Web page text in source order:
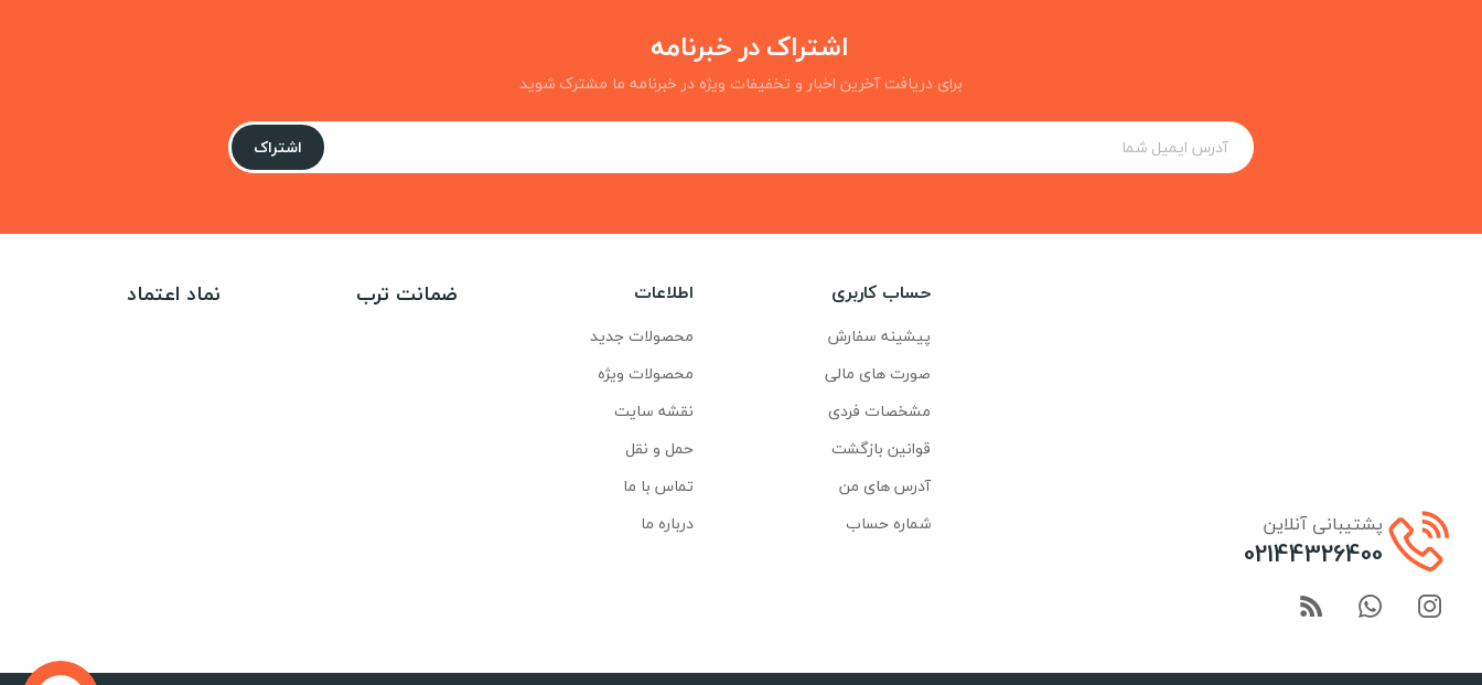
اشتراک در خبرنامه
برای دریافت آخرین اخبار و تخفیفات ویژه در خبرنامه ما مشترک شوید
اشتراک
پشتیبانی آنلاین
02144326400
حساب کاربری
پیشینه سفارش
صورت های مالی
مشخصات فردی
قوانین بازگشت
آدرس های من
شماره حساب
اطلاعات
محصولات جدید
محصولات ویژه
نقشه سایت
حمل و نقل
تماس با ما
درباره ما
ضمانت ترب نماد اعتماد